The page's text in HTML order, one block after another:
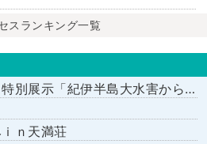
スランキング一覧
半島大水害から１５年－あの日を忘れない－」
ｎ天満荘